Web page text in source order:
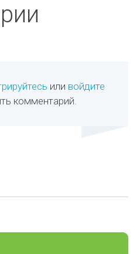
или войдите
комментарий.